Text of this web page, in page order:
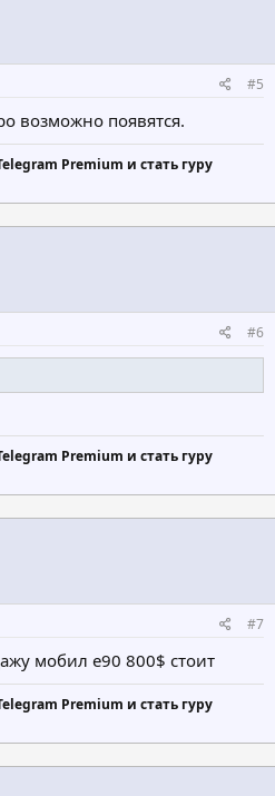
#5
возможно появятся.
Premium и стать гуру
#6
Premium и стать гуру
#7
мобил е90 800$ стоит
Premium и стать гуру